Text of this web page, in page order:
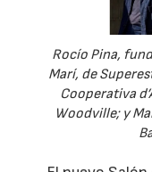
Rocío Pina,
Marí, de
Cooperativa
Woodville; y